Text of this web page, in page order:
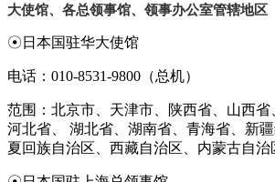
大使馆、各总领事馆、领事办公室管辖地区
☉日本国驻华大使馆
电话：010-8531-9800（总机）
范围：北京市、天津市、陕西省、山西省
河北省、 湖北省、湖南省、青海省、新
夏回族自治区、西藏自治区、内蒙古自治